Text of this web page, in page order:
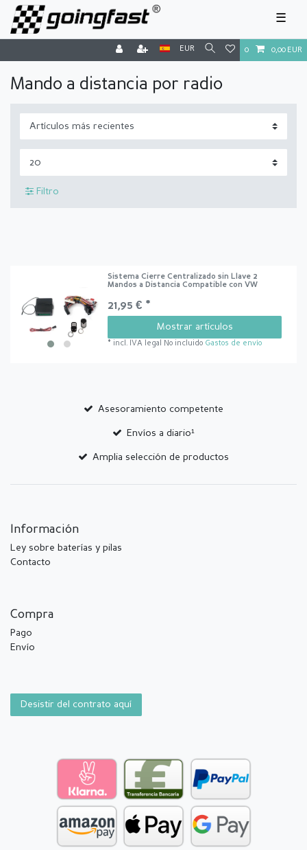
☰
EUR 0 0,00 EUR
Mando a distancia por radio
Filtro
Sistema Cierre Centralizado sin Llave 2
Mandos a Distancia Compatible con VW
21,95 € *
Mostrar artículos
* incl. IVA legal No incluido Gastos de envío
Asesoramiento competente
Envíos a diario¹
Amplia selección de productos
Información
Ley sobre baterías y pilas
Contacto
Compra
Pago
Envío
Desistir del contrato aquí